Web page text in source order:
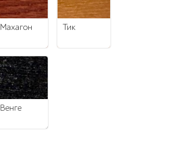
махагон тик
венге